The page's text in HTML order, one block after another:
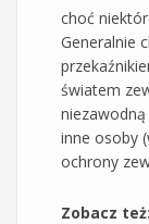
choć
Generalnie
światem
inne osoby
ochrony
Zobacz też: